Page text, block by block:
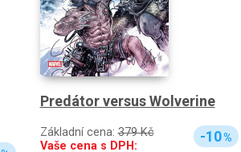
Predátor versus Wolverine
Základní cena:379 Kč
Vaše cena s DPH:
-10%